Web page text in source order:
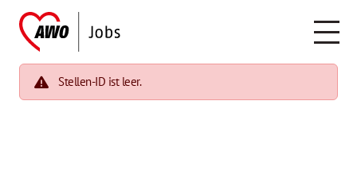
Stellen-ID ist leer.